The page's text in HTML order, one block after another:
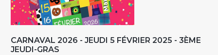
CARNAVAL 2026 - JEUDI 5 FÉVRIER 2025 - 3ÈME
JEUDI-GRAS